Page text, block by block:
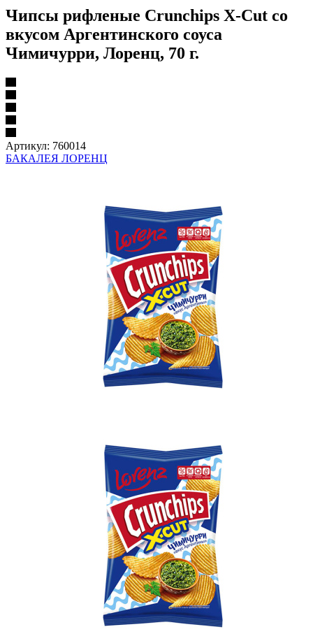
Чипсы рифленые Crunchips X-Cut со
вкусом Аргентинского соуса
Чимичурри, Лоренц, 70 г.
Артикул: 760014
БАКАЛЕЯ ЛОРЕНЦ